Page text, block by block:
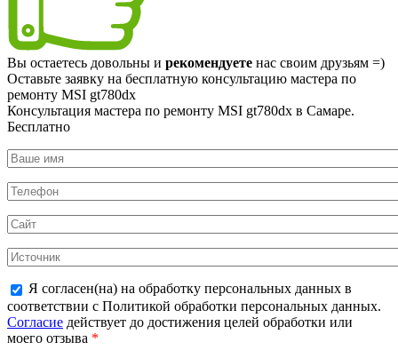
Вы остаетесь довольны и рекомендуете нас своим друзьям =)
Оставьте заявку на бесплатную консультацию мастера по
ремонту MSI gt780dx
Консультация мастера по ремонту MSI gt780dx в Самаре.
Бесплатно
Я согласен(на) на обработку персональных данных в
соответствии с Политикой обработки персональных данных.
Согласие действует до достижения целей обработки или
моего отзыва *